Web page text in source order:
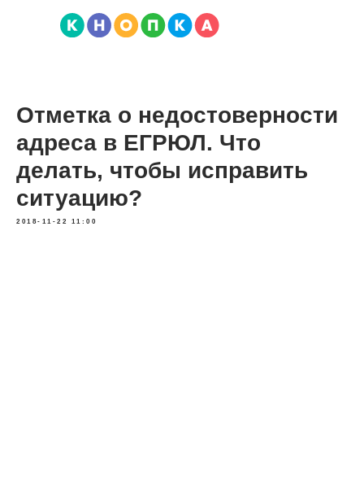
Отметка о недостоверности
адреса в ЕГРЮЛ. Что
делать, чтобы исправить
ситуацию?
2018-11-22 11:00